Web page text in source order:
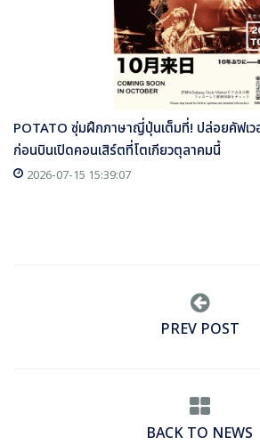
POTATO ซุ่มฝึกภาษาญี่ปุ่นเต็มที่! ปล่อยคัฟเ
ก่อนบินเปิดคอนเสิร์ตที่โตเกียวตุลาคมนี้
2026-07-15 15:39:07
PREV POST
BACK TO NEWS